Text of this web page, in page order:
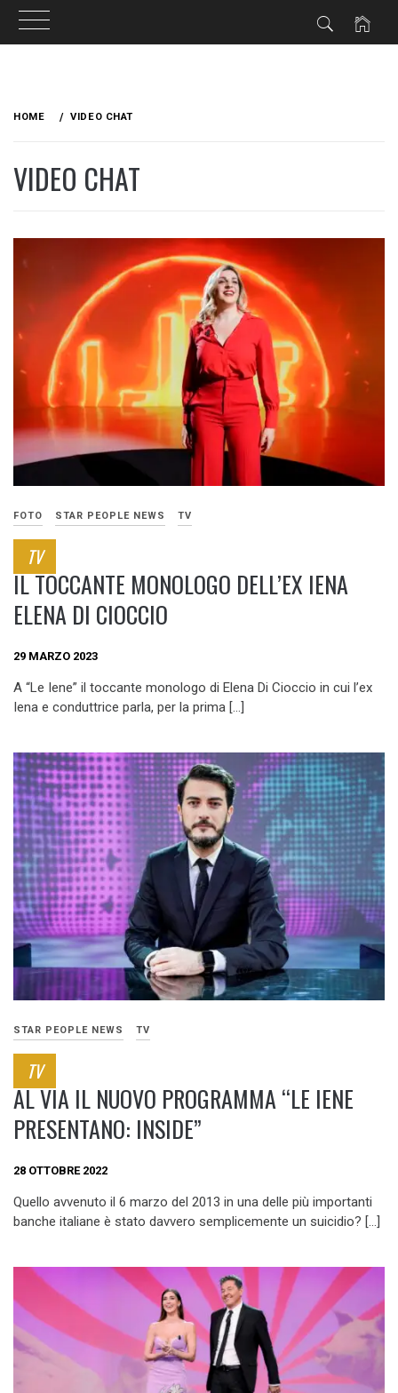
HOME VIDEO CHAT
VIDEO CHAT
FOTO STAR PEOPLE NEWS TV
TV
IL TOCCANTE MONOLOGO DELL’EX IENA
ELENA DI CIOCCIO
29 MARZO 2023
A “Le Iene” il toccante monologo di Elena Di Cioccio in cui l’ex
Iena e conduttrice parla, per la prima […]
STAR PEOPLE NEWS TV
TV
AL VIA IL NUOVO PROGRAMMA “LE IENE
PRESENTANO: INSIDE”
28 OTTOBRE 2022
Quello avvenuto il 6 marzo del 2013 in una delle più importanti
banche italiane è stato davvero semplicemente un suicidio? […]